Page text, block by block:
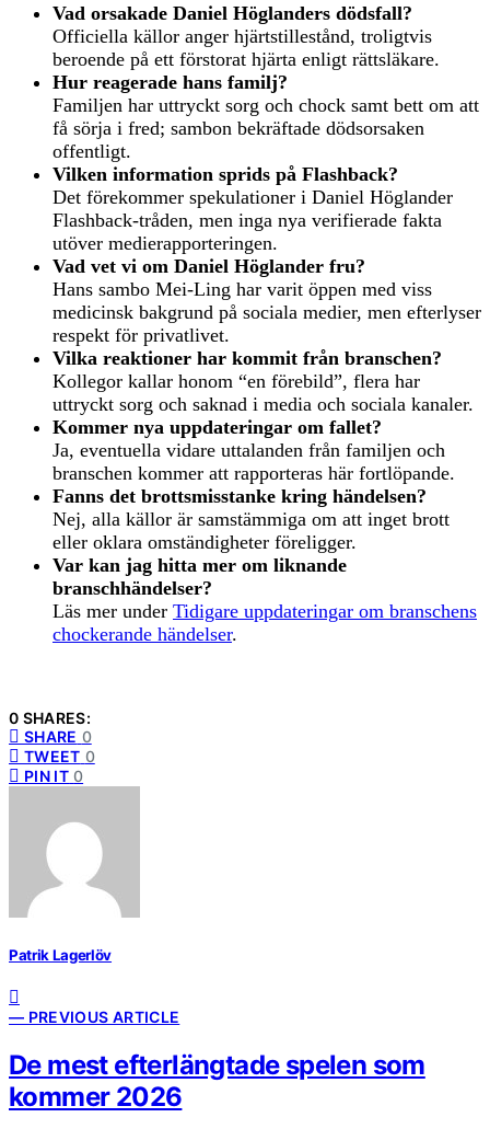
Vad orsakade Daniel Höglanders dödsfall?
Officiella källor anger hjärtstillestånd, troligtvis
beroende på ett förstorat hjärta enligt rättsläkare.
Hur reagerade hans familj?
Familjen har uttryckt sorg och chock samt bett om att
få sörja i fred; sambon bekräftade dödsorsaken
offentligt.
Vilken information sprids på Flashback?
Det förekommer spekulationer i Daniel Höglander
Flashback-tråden, men inga nya verifierade fakta
utöver medierapporteringen.
Vad vet vi om Daniel Höglander fru?
Hans sambo Mei-Ling har varit öppen med viss
medicinsk bakgrund på sociala medier, men efterlyser
respekt för privatlivet.
Vilka reaktioner har kommit från branschen?
Kollegor kallar honom “en förebild”, flera har
uttryckt sorg och saknad i media och sociala kanaler.
Kommer nya uppdateringar om fallet?
Ja, eventuella vidare uttalanden från familjen och
branschen kommer att rapporteras här fortlöpande.
Fanns det brottsmisstanke kring händelsen?
Nej, alla källor är samstämmiga om att inget brott
eller oklara omständigheter föreligger.
Var kan jag hitta mer om liknande
branschhändelser?
Läs mer under Tidigare uppdateringar om branschens
chockerande händelser.
0 SHARES:
SHARE 0
TWEET 0
PIN IT 0
Patrik Lagerlöv
— PREVIOUS ARTICLE
De mest efterlängtade spelen som
kommer 2026